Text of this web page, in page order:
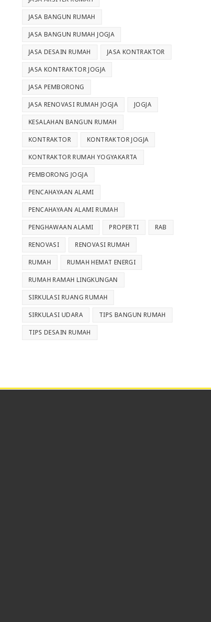
JASA BANGUN RUMAH
JASA BANGUN RUMAH JOGJA
JASA DESAIN RUMAH JASA KONTRAKTOR
JASA KONTRAKTOR JOGJA
JASA PEMBORONG
JASA RENOVASI RUMAH JOGJA JOGJA
KESALAHAN BANGUN RUMAH
KONTRAKTOR KONTRAKTOR JOGJA
KONTRAKTOR RUMAH YOGYAKARTA
PEMBORONG JOGJA
PENCAHAYAAN ALAMI
PENCAHAYAAN ALAMI RUMAH
PENGHAWAAN ALAMI PROPERTI RAB
RENOVASI RENOVASI RUMAH
RUMAH RUMAH HEMAT ENERGI
RUMAH RAMAH LINGKUNGAN
SIRKULASI RUANG RUMAH
SIRKULASI UDARA TIPS BANGUN RUMAH
TIPS DESAIN RUMAH